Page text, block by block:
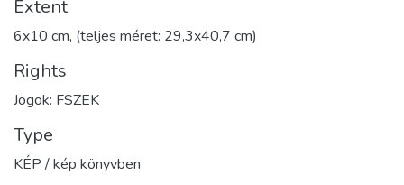
Extent
6x10 cm, (teljes méret: 29,3x40,7 cm)
Rights
Jogok: FSZEK
Type
KÉP / kép könyvben